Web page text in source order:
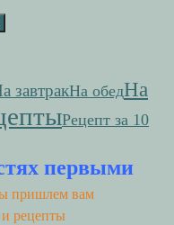
завтракНа обедНа
Рецепт за 10
первыми
пришлем вам
рецепты